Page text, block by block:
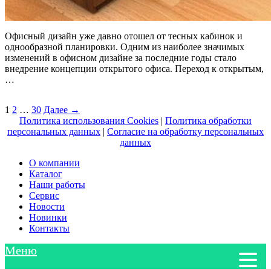
Офисный дизайн уже давно отошел от тесных кабинок и
однообразной планировки. Одним из наиболее значимых
изменений в офисном дизайне за последние годы стало
внедрение концепции открытого офиса. Переход к открытым,
…
1 2 … 30 Далее →
Политика использования Cookies | Политика обработки
персональных данных | Согласие на обработку персональных
данных
О компании
Каталог
Наши работы
Сервис
Новости
Новинки
Контакты
Меню